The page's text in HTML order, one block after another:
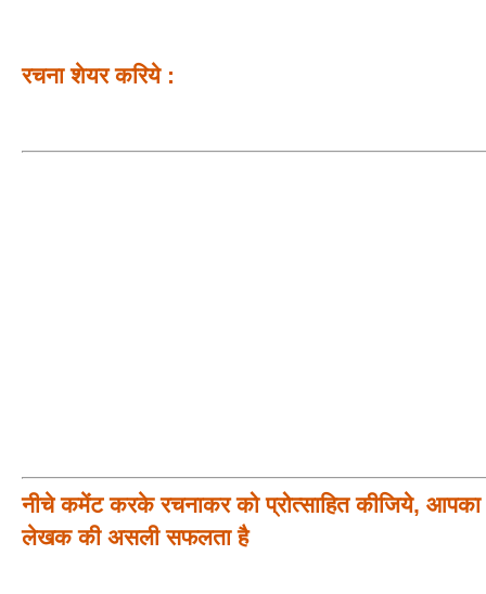
रचना शेयर करिये :
नीचे कमेंट करके रचनाकर को प्रोत्साहित कीजिये, आपका
लेखक की असली सफलता है